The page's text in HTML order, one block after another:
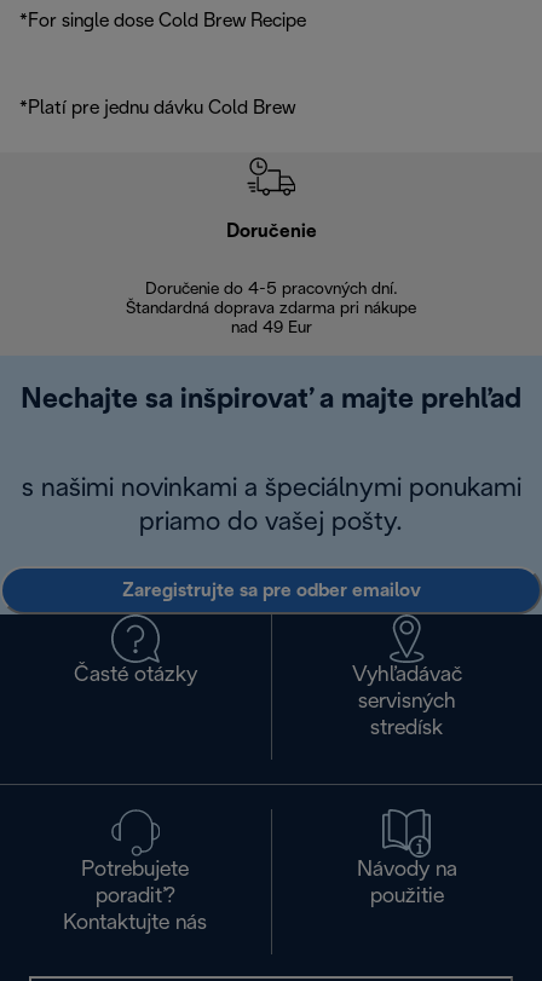
*For single dose Cold Brew Recipe
*Platí pre jednu dávku Cold Brew
Doručenie
Doručenie do 4-5 pracovných dní.
Štandardná doprava zdarma pri nákupe
nad 49 Eur
Nechajte sa inšpirovať a majte prehľad
s našimi novinkami a špeciálnymi ponukami
priamo do vašej pošty.
Zaregistrujte sa pre odber emailov
Časté otázky
Vyhľadávač
servisných
stredísk
Potrebujete
poradiť?
Kontaktujte nás
Návody na
použitie